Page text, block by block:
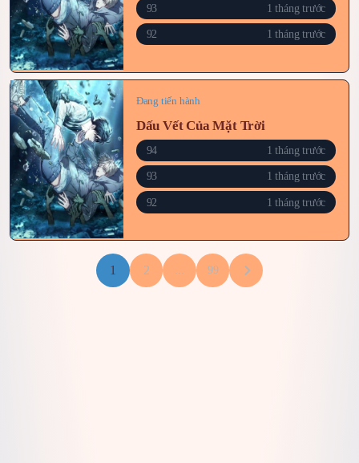
93 1 tháng trước
92 1 tháng trước
Đang tiến hành
Dấu Vết Của Mặt Trời
94 1 tháng trước
93 1 tháng trước
92 1 tháng trước
1 2 ... 99